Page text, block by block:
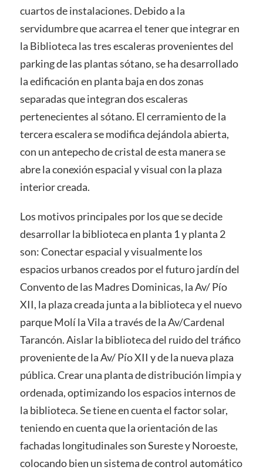
cuartos de instalaciones. Debido a la
servidumbre que acarrea el tener que integrar en
la Biblioteca las tres escaleras provenientes del
parking de las plantas sótano, se ha desarrollado
la edificación en planta baja en dos zonas
separadas que integran dos escaleras
pertenecientes al sótano. El cerramiento de la
tercera escalera se modifica dejándola abierta,
con un antepecho de cristal de esta manera se
abre la conexión espacial y visual con la plaza
interior creada.
Los motivos principales por los que se decide
desarrollar la biblioteca en planta 1 y planta 2
son: Conectar espacial y visualmente los
espacios urbanos creados por el futuro jardín del
Convento de las Madres Dominicas, la Av/ Pío
XII, la plaza creada junta a la biblioteca y el nuevo
parque Molí la Vila a través de la Av/Cardenal
Tarancón. Aislar la biblioteca del ruido del tráfico
proveniente de la Av/ Pío XII y de la nueva plaza
pública. Crear una planta de distribución limpia y
ordenada, optimizando los espacios internos de
la biblioteca. Se tiene en cuenta el factor solar,
teniendo en cuenta que la orientación de las
fachadas longitudinales son Sureste y Noroeste,
colocando bien un sistema de control automático